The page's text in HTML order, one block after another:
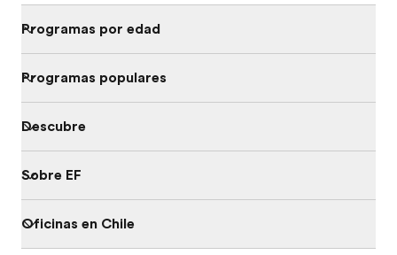
Programas por edad
Programas populares
Descubre
Sobre EF
Oficinas en Chile